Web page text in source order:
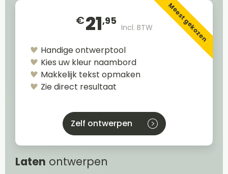
€21,95
Incl. BTW Meest gekozen
Handige ontwerptool
Kies uw kleur naambord
Makkelijk tekst opmaken
Zie direct resultaat
Zelf ontwerpen
Laten ontwerpen